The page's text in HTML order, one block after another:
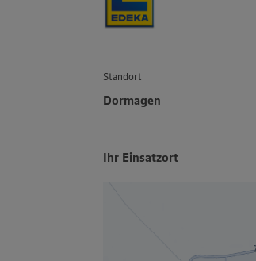
Standort
Dormagen
Ihr Einsatzort